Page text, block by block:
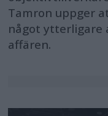
Tamron uppger
något ytterligare
affären.